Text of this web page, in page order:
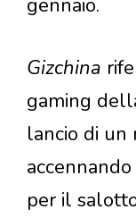
Gizchina
gaming
lancio di un
per il